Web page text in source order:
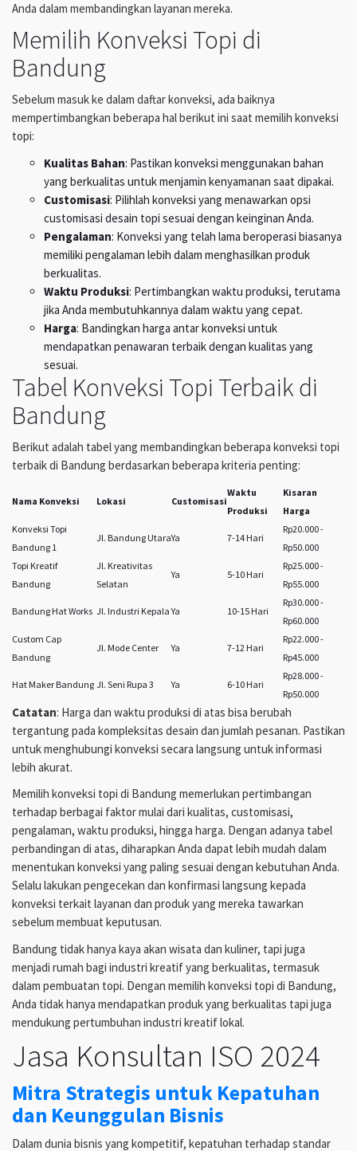
Anda dalam membandingkan layanan mereka.
Memilih Konveksi Topi di
Bandung
Sebelum masuk ke dalam daftar konveksi, ada baiknya
mempertimbangkan beberapa hal berikut ini saat memilih konveksi
topi:
Kualitas Bahan: Pastikan konveksi menggunakan bahan
yang berkualitas untuk menjamin kenyamanan saat dipakai.
Customisasi: Pilihlah konveksi yang menawarkan opsi
customisasi desain topi sesuai dengan keinginan Anda.
Pengalaman: Konveksi yang telah lama beroperasi biasanya
memiliki pengalaman lebih dalam menghasilkan produk
berkualitas.
Waktu Produksi: Pertimbangkan waktu produksi, terutama
jika Anda membutuhkannya dalam waktu yang cepat.
Harga: Bandingkan harga antar konveksi untuk
mendapatkan penawaran terbaik dengan kualitas yang
sesuai.
Tabel Konveksi Topi Terbaik di
Bandung
Berikut adalah tabel yang membandingkan beberapa konveksi topi
terbaik di Bandung berdasarkan beberapa kriteria penting:
Nama Konveksi Lokasi Customisasi
Waktu
Produksi
Kisaran
Harga
Konveksi Topi
Bandung 1
Jl. Bandung UtaraYa 7-14 Hari
Rp20.000 -
Rp50.000
Topi Kreatif
Bandung
Jl. Kreativitas
Selatan
Ya 5-10 Hari
Rp25.000 -
Rp55.000
Bandung Hat Works Jl. Industri Kepala Ya 10-15 Hari
Rp30.000 -
Rp60.000
Custom Cap
Bandung
Jl. Mode Center Ya 7-12 Hari
Rp22.000 -
Rp45.000
Hat Maker Bandung Jl. Seni Rupa 3 Ya 6-10 Hari
Rp28.000 -
Rp50.000
Catatan: Harga dan waktu produksi di atas bisa berubah
tergantung pada kompleksitas desain dan jumlah pesanan. Pastikan
untuk menghubungi konveksi secara langsung untuk informasi
lebih akurat.
Memilih konveksi topi di Bandung memerlukan pertimbangan
terhadap berbagai faktor mulai dari kualitas, customisasi,
pengalaman, waktu produksi, hingga harga. Dengan adanya tabel
perbandingan di atas, diharapkan Anda dapat lebih mudah dalam
menentukan konveksi yang paling sesuai dengan kebutuhan Anda.
Selalu lakukan pengecekan dan konfirmasi langsung kepada
konveksi terkait layanan dan produk yang mereka tawarkan
sebelum membuat keputusan.
Bandung tidak hanya kaya akan wisata dan kuliner, tapi juga
menjadi rumah bagi industri kreatif yang berkualitas, termasuk
dalam pembuatan topi. Dengan memilih konveksi topi di Bandung,
Anda tidak hanya mendapatkan produk yang berkualitas tapi juga
mendukung pertumbuhan industri kreatif lokal.
Jasa Konsultan ISO 2024
Mitra Strategis untuk Kepatuhan
dan Keunggulan Bisnis
Dalam dunia bisnis yang kompetitif, kepatuhan terhadap standar